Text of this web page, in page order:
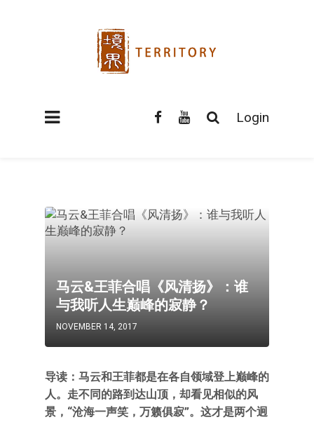
Login
马云&王菲合唱《风清扬》：谁
与我听人生巅峰的寂静？
NOVEMBER 14, 2017
导读：马云和王菲都是在各自领域登上巅峰的
人。走不同的路到达山顶，却看见相似的风
景，“沧海一声笑，万籁俱寂”。这才是两个迥